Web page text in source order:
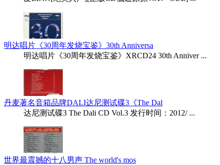
明达唱片《30周年发烧宝鉴》30th Anniversa
明达唱片《30周年发烧宝鉴》XRCD24 30th Anniver ...
丹麦著名音箱品牌DALI达尼测试碟3《The Dal
达尼测试碟3 The Dali CD Vol.3 发行时间：2012/ ...
世界最震撼的十八男声 The world's mos